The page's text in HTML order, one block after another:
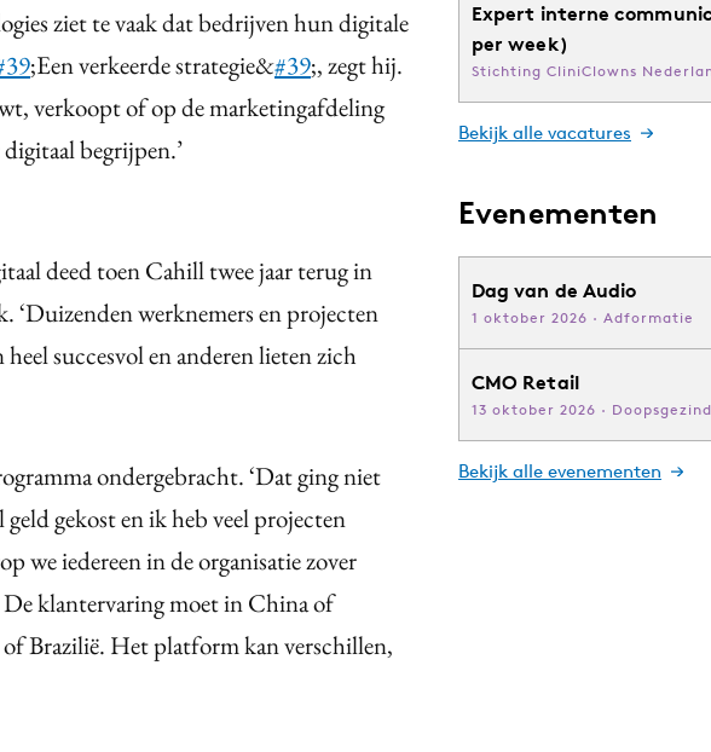
ziet te vaak dat bedrijven hun digitale
;Een verkeerde strategie&#39;, zegt hij.
verkoopt of op de marketingafdeling
begrijpen.’
deed toen Cahill twee jaar terug in
werknemers en projecten
succesvol en anderen lieten zich
ondergebracht. ‘Dat ging niet
gekost en ik heb veel projecten
we iedereen in de organisatie zover
klantervaring moet in China of
Brazilië. Het platform kan verschillen,
Expert interne
per week)
Stichting CliniClowns
Bekijk alle vacatures
Evenementen
Dag van de Audio
1 oktober 2026 · Adformatie
CMO Retail
13 oktober 2026 ·
Bekijk alle evenementen